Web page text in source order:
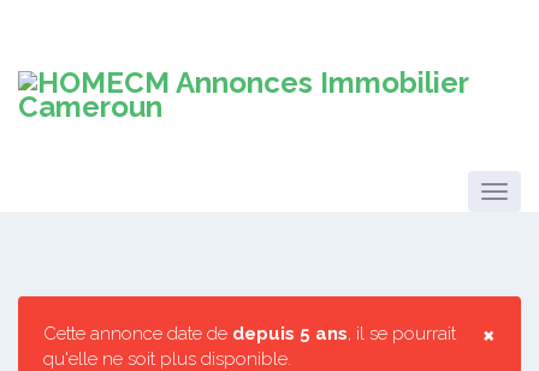
×
Cette annonce date de depuis 5 ans, il se pourrait
qu'elle ne soit plus disponible.